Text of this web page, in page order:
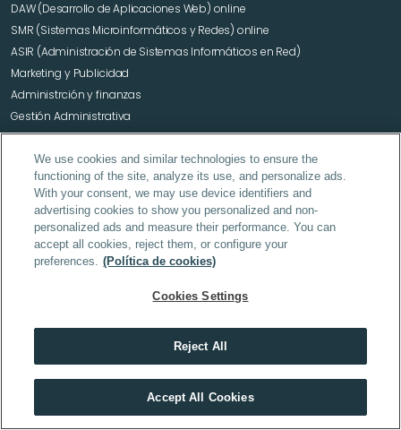
DAW (Desarrollo de Aplicaciones Web) online
SMR (Sistemas Microinformáticos y Redes) online
ASIR (Administración de Sistemas Informáticos en Red)
Marketing y Publicidad
Administrción y finanzas
Gestión Administrativa
Grado Superior en Higiene Bucodental
Grado Superior en Prótesis Dental
Laboratorio Clínico y Biomédico
Farmacia y Parafarmacia
Oposiciones Justicia
HACER TEST
We use cookies and similar technologies to ensure the
functioning of the site, analyze its use, and personalize ads.
With your consent, we may use device identifiers and
advertising cookies to show you personalized and non-
personalized ads and measure their performance. You can
accept all cookies, reject them, or configure your
preferences. (Política de cookies)
Cookies Settings
Reject All
Accept All Cookies